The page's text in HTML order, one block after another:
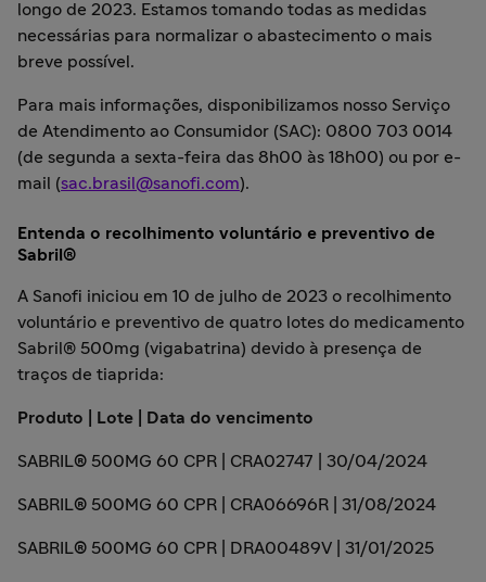
longo de 2023. Estamos tomando todas as medidas
necessárias para normalizar o abastecimento o mais
breve possível.
Para mais informações, disponibilizamos nosso Serviço
de Atendimento ao Consumidor (SAC): 0800 703 0014
(de segunda a sexta-feira das 8h00 às 18h00) ou por e-
mail (sac.brasil@sanofi.com).
Entenda o recolhimento voluntário e preventivo de
Sabril®
A Sanofi iniciou em 10 de julho de 2023 o recolhimento
voluntário e preventivo de quatro lotes do medicamento
Sabril® 500mg (vigabatrina) devido à presença de
traços de tiaprida:
Produto | Lote | Data do vencimento
SABRIL® 500MG 60 CPR | CRA02747 | 30/04/2024
SABRIL® 500MG 60 CPR | CRA06696R | 31/08/2024
SABRIL® 500MG 60 CPR | DRA00489V | 31/01/2025